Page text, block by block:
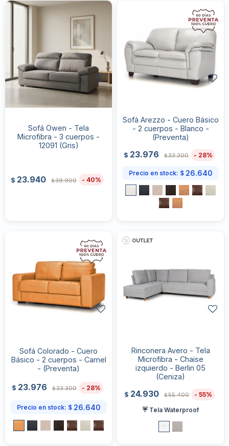
Sofá Owen - Tela
Microfibra - 3 cuerpos -
12091 (Gris)
$ 23.940 $39.900 40
Sofá Arezzo - Cuero Básico
- 2 cuerpos - Blanco -
(Preventa)
$ 23.976 $33.300 28
Precio en stock: $ 26.640
Sofá Colorado - Cuero
Básico - 2 cuerpos - Camel
- (Preventa)
$ 23.976 $33.300 28
Precio en stock: $ 26.640
Rinconera Avero - Tela
Microfibra - Chaise
izquierdo - Berlin 05
(Ceniza)
$ 24.930 $55.400
55
☔ Tela Waterproof